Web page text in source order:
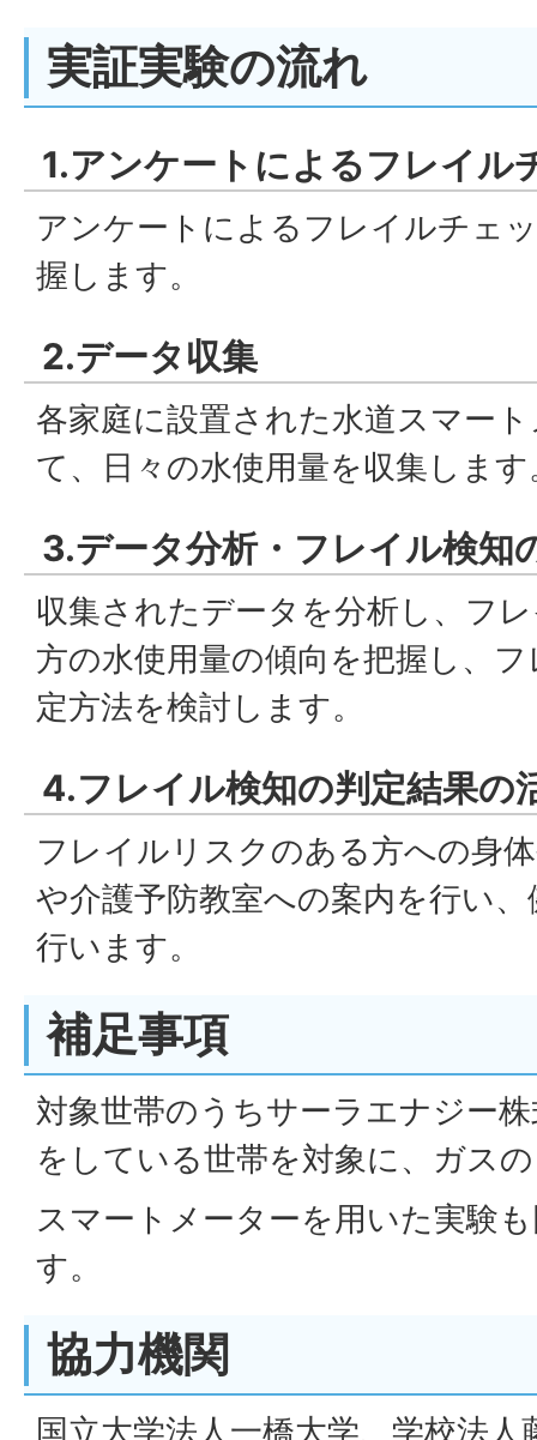
実証実験の流れ
1.アンケートによるフレイル
アンケートによるフレイルチェ
握します。
2.データ収集
各家庭に設置された水道スマー
て、日々の水使用量を収集します
3.データ分析・フレイル検知
収集されたデータを分析し、フ
方の水使用量の傾向を把握し、
定方法を検討します。
4.フレイル検知の判定結果の
フレイルリスクのある方への身
や介護予防教室への案内を行い
行います。
補足事項
対象世帯のうちサーラエナジー
をしている世帯を対象に、ガスの
スマートメーターを用いた実験
す。
協力機関
国立大学法人一橋大学、学校法